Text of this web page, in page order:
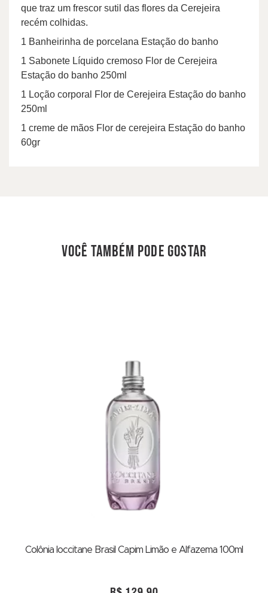
que traz um frescor sutil das flores da Cerejeira
recém colhidas.
1 Banheirinha de porcelana Estação do banho
1 Sabonete Líquido cremoso Flor de Cerejeira
Estação do banho 250ml
1 Loção corporal Flor de Cerejeira Estação do banho
250ml
1 creme de mãos Flor de cerejeira Estação do banho
60gr
você também pode gostar
Colônia loccitane Brasil Capim Limão e Alfazema 100ml